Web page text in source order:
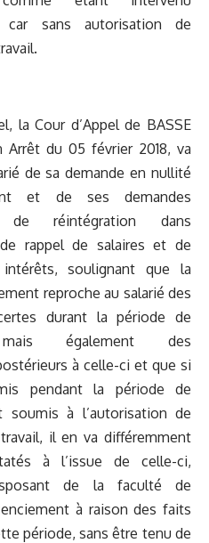
car sans autorisation de
la Cour d’Appel de BASSE
Arrêt du 05 février 2018, va
de sa demande en nullité
et de ses demandes
de réintégration dans
rappel de salaires et de
soulignant que la
reproche au salarié des
durant la période de
également des
à celle-ci et que si
pendant la période de
soumis à l’autorisation de
il en va différemment
à l’issue de celle-ci,
de la faculté de
à raison des faits
période, sans être tenu de